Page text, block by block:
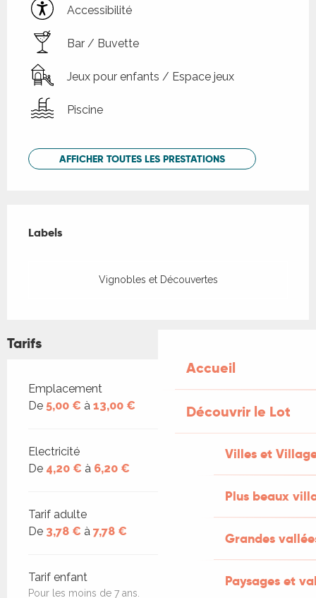
Accueil
Découvrir le Lot
Villes et
Plus beaux
Grandes
Paysages et
Accessibilité
Bar / Buvette
Jeux pour enfants / Espace jeux
Piscine
AFFICHER TOUTES LES PRESTATIONS
Labels
Labels
Vignobles et Découvertes
Tarifs
Tarifs 2026
Emplacement
De 5,00 € à 13,00 €
Electricité
De 4,20 € à 6,20 €
Tarif adulte
De 3,78 € à 7,78 €
Tarif enfant
Pour les moins de 7 ans.